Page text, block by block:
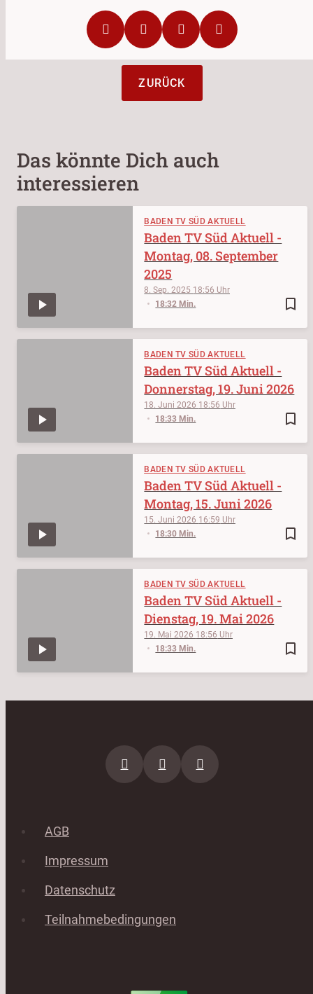
ZURÜCK
Das könnte Dich auch
interessieren
BADEN TV SÜD AKTUELL
bookmark_border
8. Sep. 2025 18:56
18:32 Min.
Baden TV Süd Aktuell -
Montag, 08. September
2025
BADEN TV SÜD AKTUELL
bookmark_border
18. Juni 2026 18:56
18:33 Min.
Baden TV Süd Aktuell -
Donnerstag, 19. Juni 2026
BADEN TV SÜD AKTUELL
bookmark_border
15. Juni 2026 16:59
18:30 Min.
Baden TV Süd Aktuell -
Montag, 15. Juni 2026
BADEN TV SÜD AKTUELL
bookmark_border
19. Mai 2026 18:56
18:33 Min.
Baden TV Süd Aktuell -
Dienstag, 19. Mai 2026
AGB
Impressum
Datenschutz
Teilnahmebedingungen